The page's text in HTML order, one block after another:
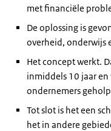
met financiële
De oplossing is
overheid, onderwijs
Het concept werkt.
inmiddels 10 jaar
ondernemers
Tot slot is het een
het in andere